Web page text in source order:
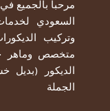
مرحبا بالجميع
السعودي
وتركيب
متخصص وماهر
الديكور (بديل
الجملة